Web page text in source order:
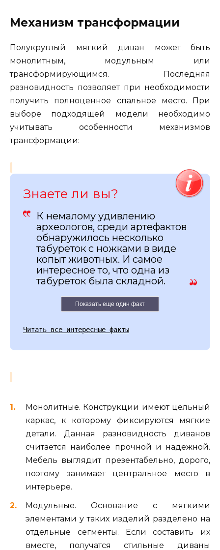
Механизм трансформации
Полукруглый мягкий диван может быть
монолитным, модульным или
трансформирующимся. Последняя
разновидность позволяет при необходимости
получить полноценное спальное место. При
выборе подходящей модели необходимо
учитывать особенности механизмов
трансформации:
Знаете ли вы?
К немалому удивлению
археологов, среди артефактов
обнаружилось несколько
табуреток с ножками в виде
копыт животных. И самое
интересное то, что одна из
табуреток была складной.
Показать еще один факт
Читать все интересные факты
Монолитные. Конструкции имеют цельный
каркас, к которому фиксируются мягкие
детали. Данная разновидность диванов
считается наиболее прочной и надежной.
Мебель выглядит презентабельно, дорого,
поэтому занимает центральное место в
интерьере.
Модульные. Основание с мягкими
элементами у таких изделий разделено на
отдельные сегменты. Если составить их
вместе, получатся стильные диваны